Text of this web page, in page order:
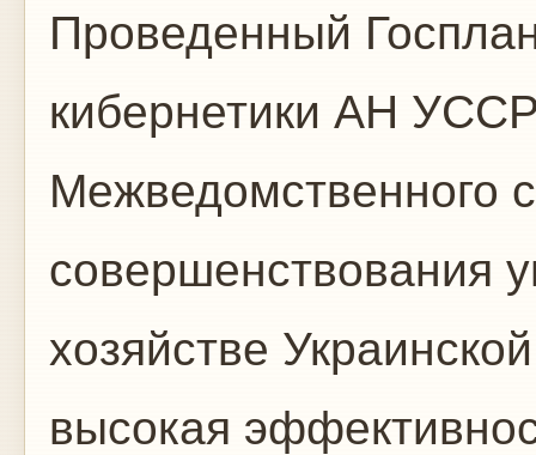
Проведенный
кибернетики АН
Межведомственного
совершенствования
хозяйстве
высокая